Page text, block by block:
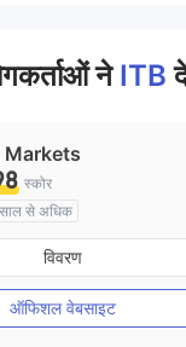
ने ITB
Markets
स्कोर
से अधिक
विनियमन
मेकिंग (एमएम)
विवरण
ऑफिशल वेबसाइट